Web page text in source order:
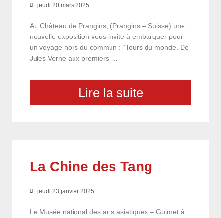
jeudi 20 mars 2025
Au Château de Prangins, (Prangins – Suisse) une
nouvelle exposition vous invite à embarquer pour
un voyage hors du commun : “Tours du monde. De
Jules Verne aux premiers …
Lire la suite
La Chine des Tang
jeudi 23 janvier 2025
Le Musée national des arts asiatiques – Guimet à